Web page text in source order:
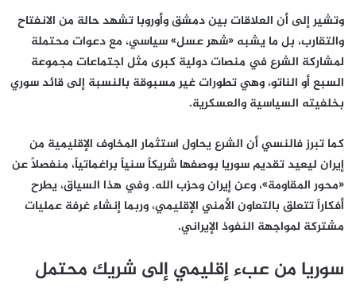
وتشير إلى أن العلاقات بين دمشق وأوروبا تشهد حالة من الانفتاح
والتقارب، بل ما يشبه «شهر عسل» سياسي، مع دعوات محتملة
لمشاركة الشرع في منصات دولية كبرى مثل اجتماعات مجموعة
السبع أو الناتو، وهي تطورات غير مسبوقة بالنسبة إلى قائد سوري
بخلفيته السياسية والعسكرية.
كما تبرز فالنسي أن الشرع يحاول استثمار المخاوف الإقليمية من
إيران ليعيد تقديم سوريا بوصفها شريكاً سنياً براغماتياً، منفصلاً عن
«محور المقاومة»، وعن إيران وحزب الله. وفي هذا السياق، يطرح
أفكاراً تتعلق بالتعاون الأمني الإقليمي، وربما إنشاء غرفة عمليات
مشتركة لمواجهة النفوذ الإيراني.
سوريا من عبء إقليمي إلى شريك محتمل